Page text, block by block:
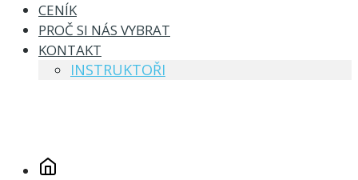
CENÍK
PROČ SI NÁS VYBRAT
KONTAKT
INSTRUKTOŘI